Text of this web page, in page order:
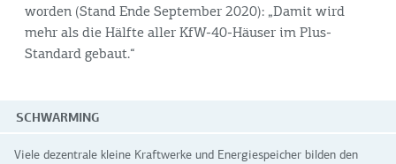
worden (Stand Ende September 2020): „Damit wird
mehr als die Hälfte aller KfW-40-Häuser im Plus-
Standard gebaut.“
SCHWARMING
Viele dezentrale kleine Kraftwerke und Energiespeicher bilden den